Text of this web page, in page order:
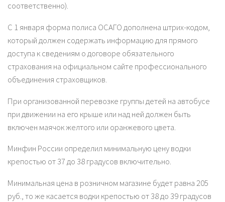
соответственно).
С 1 января форма полиса ОСАГО дополнена штрих-кодом,
который должен содержать информацию для прямого
доступа к сведениям о договоре обязательного
страхования на официальном сайте профессионального
объединения страховщиков.
При организованной перевозке группы детей на автобусе
при движении на его крыше или над ней должен быть
включен маячок желтого или оранжевого цвета.
Минфин России определил минимальную цену водки
крепостью от 37 до 38 градусов включительно.
Минимальная цена в розничном магазине будет равна 205
руб., то же касается водки крепостью от 38 до 39 градусов